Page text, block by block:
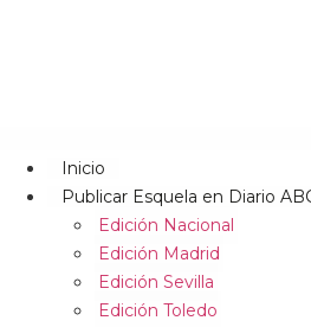
Inicio
Publicar Esquela en Diario
Edición Nacional
Edición Madrid
Edición Sevilla
Edición Toledo